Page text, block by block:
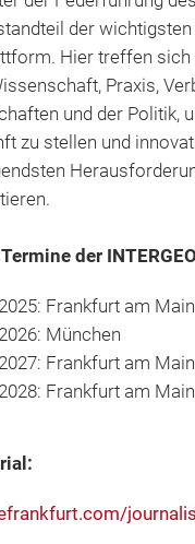
der wichtigsten
Hier treffen sich
Praxis,
und der Politik,
zu stellen und
der
Frankfurt am Main
München
Frankfurt am Main
Frankfurt am Main